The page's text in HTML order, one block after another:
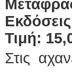
Τιμή:
Στις